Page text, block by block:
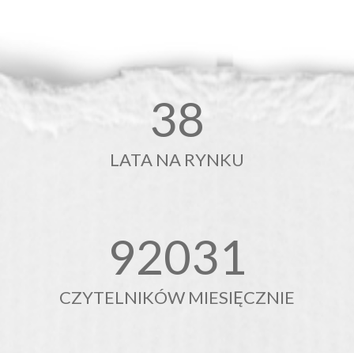
38
LATA NA RYNKU
92250
CZYTELNIKÓW MIESIĘCZNIE